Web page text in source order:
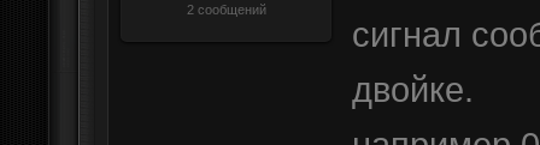
2 сообщений
сигнал
двойке.